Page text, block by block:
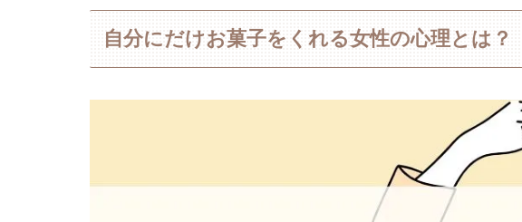
自分にだけお菓子をくれる女性の心理とは？